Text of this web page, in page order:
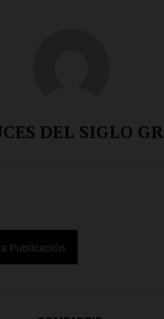
DEL SIGLO GR
Publicación